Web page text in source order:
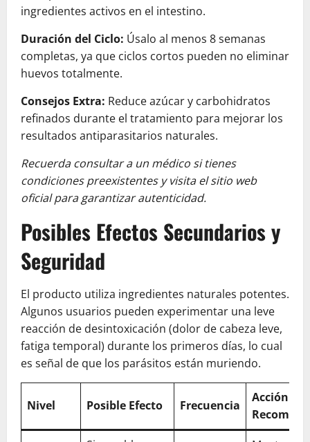
ingredientes activos en el intestino.
Duración del Ciclo: Úsalo al menos 8 semanas
completas, ya que ciclos cortos pueden no eliminar
huevos totalmente.
Consejos Extra: Reduce azúcar y carbohidratos
refinados durante el tratamiento para mejorar los
resultados antiparasitarios naturales.
Recuerda consultar a un médico si tienes
condiciones preexistentes y visita el sitio web
oficial para garantizar autenticidad.
Posibles Efectos Secundarios y
Seguridad
El producto utiliza ingredientes naturales potentes.
Algunos usuarios pueden experimentar una leve
reacción de desintoxicación (dolor de cabeza leve,
fatiga temporal) durante los primeros días, lo cual
es señal de que los parásitos están muriendo.
Nivel Posible Efecto Frecuencia
Acción